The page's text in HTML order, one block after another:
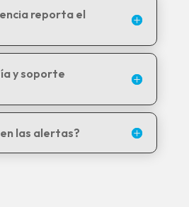
reporta el
y soporte
las alertas?